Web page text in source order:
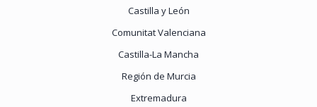
Castilla y León
Comunitat Valenciana
Castilla-La Mancha
Región de Murcia
Extremadura